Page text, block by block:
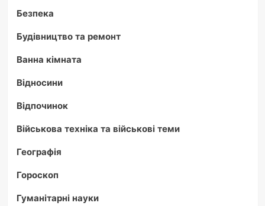
Безпека
Будівництво та ремонт
Ванна кімната
Відносини
Відпочинок
Військова техніка та військові теми
Географія
Гороскоп
Гуманітарні науки